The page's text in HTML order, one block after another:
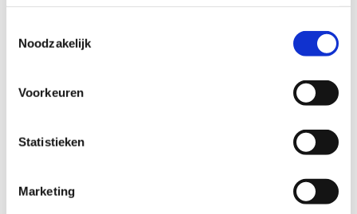
Noodzakelijk
Voorkeuren
Statistieken
Marketing